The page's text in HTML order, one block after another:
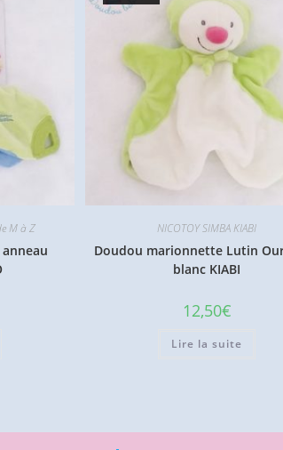
M à Z NICOTOY SIMBA KIABI
Doudou marionnette Lutin
blanc KIABI
12,50€
Lire la suite